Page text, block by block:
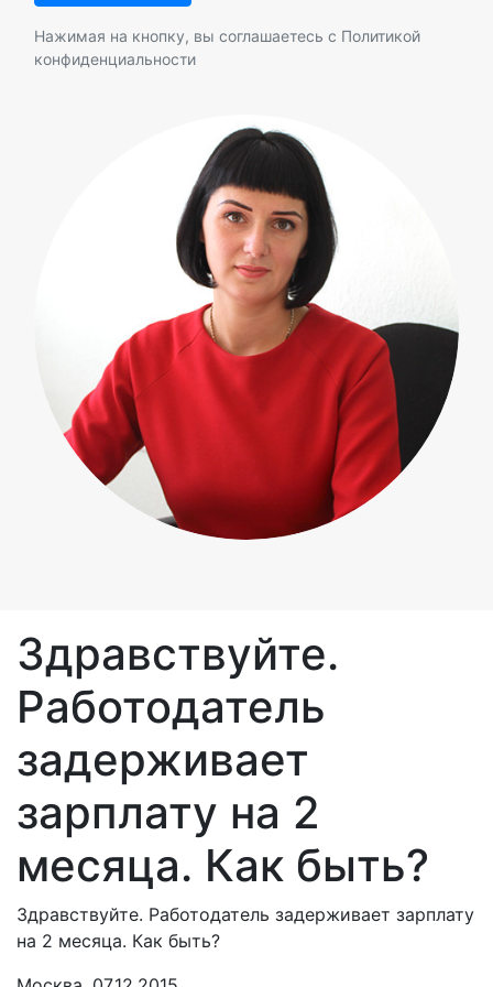
Нажимая на кнопку, вы соглашаетесь с Политикой
конфиденциальности
Здравствуйте.
Работодатель
задерживает
зарплату на 2
месяца. Как быть?
Здравствуйте. Работодатель задерживает зарплату
на 2 месяца. Как быть?